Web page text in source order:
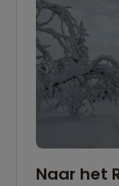
Naar het